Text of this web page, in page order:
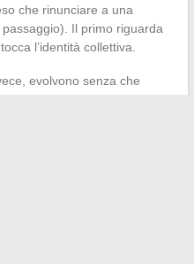
che rinunciare a una
Il primo riguarda
l’identità collettiva.
evolvono senza che